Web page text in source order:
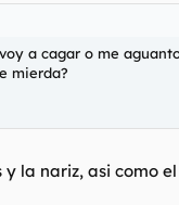
a cagar o me
mierda?
y la nariz, asi como